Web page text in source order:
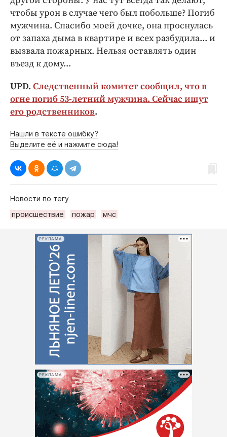
чтобы урон в случае чего был побольше? Погиб
мужчина. Спасибо моей дочке, она проснулась
от запаха дыма в квартире и всех разбудила... и
вызвала пожарных. Нельзя оставлять один
въезд к дому...
UPD. Следственный комитет сообщил, что в
огне погиб 53-летний мужчина. Сейчас ищут
его родственников.
Нашли в тексте ошибку?
Выделите её и нажмите сюда!
Новости по тегу
происшествие
пожар мчс
РЕКЛАМА
РЕКЛАМА